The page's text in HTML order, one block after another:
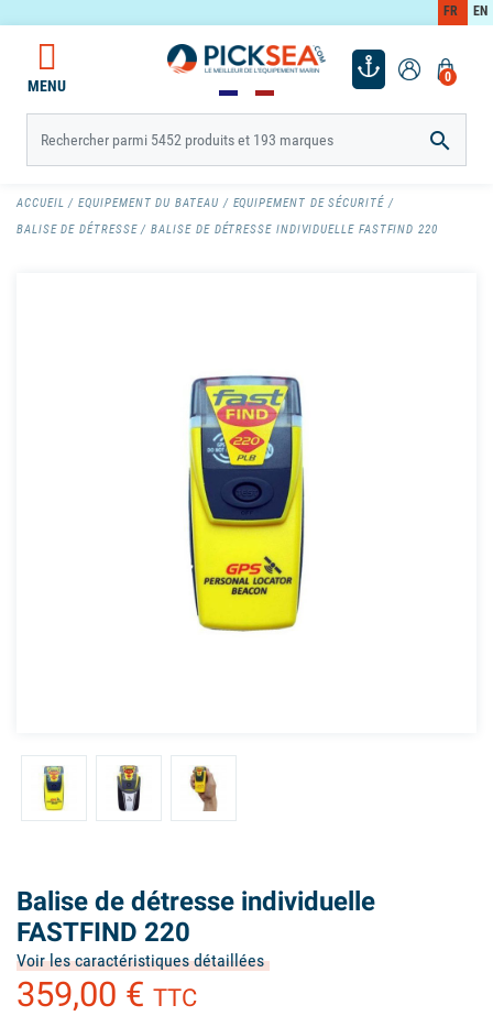
FR EN
0
MENU

ACCUEIL EQUIPEMENT DU BATEAU
EQUIPEMENT DE SÉCURITÉ
BALISE DE DÉTRESSE
BALISE DE DÉTRESSE INDIVIDUELLE FASTFIND 220
Balise de détresse individuelle
FASTFIND 220
Voir les caractéristiques détaillées
359,00 € TTC